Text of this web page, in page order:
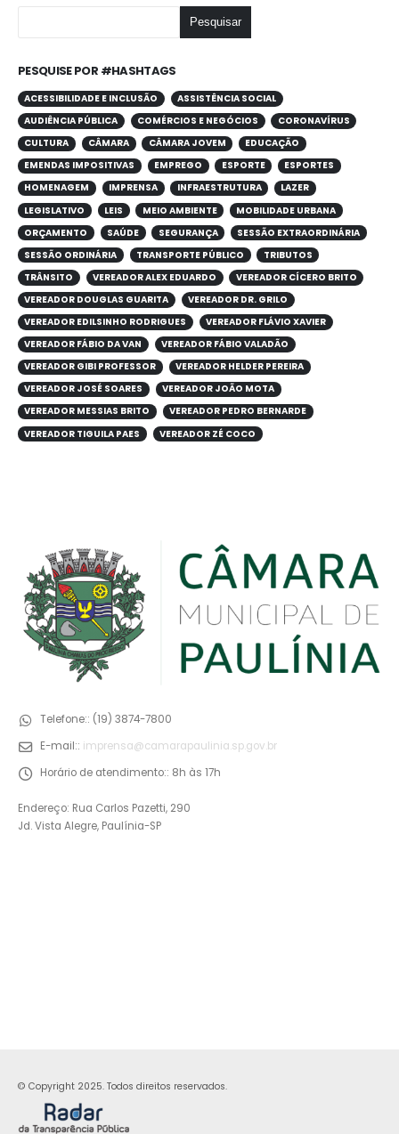
Pesquisar
PESQUISE POR #HASHTAGS
ACESSIBILIDADE E INCLUSÃO
ASSISTÊNCIA SOCIAL
AUDIÊNCIA PÚBLICA
COMÉRCIOS E NEGÓCIOS
CORONAVÍRUS
CULTURA
CÂMARA CÂMARA JOVEM
EDUCAÇÃO
EMENDAS IMPOSITIVAS
EMPREGO ESPORTE
ESPORTES
HOMENAGEM
IMPRENSA INFRAESTRUTURA
LAZER
LEGISLATIVO
LEIS MEIO AMBIENTE
MOBILIDADE URBANA
ORÇAMENTO
SAÚDE SEGURANÇA
SESSÃO EXTRAORDINÁRIA
SESSÃO ORDINÁRIA
TRANSPORTE PÚBLICO
TRIBUTOS
TRÂNSITO
VEREADOR ALEX EDUARDO
VEREADOR CÍCERO BRITO
VEREADOR DOUGLAS GUARITA
VEREADOR DR. GRILO
VEREADOR EDILSINHO RODRIGUES
VEREADOR FLÁVIO XAVIER
VEREADOR FÁBIO DA VAN
VEREADOR FÁBIO VALADÃO
VEREADOR GIBI PROFESSOR
VEREADOR HELDER PEREIRA
VEREADOR JOSÉ SOARES
VEREADOR JOÃO MOTA
VEREADOR MESSIAS BRITO
VEREADOR PEDRO BERNARDE
VEREADOR TIGUILA PAES
VEREADOR ZÉ COCO
Telefone:: (19) 3874-7800
E-mail:: imprensa@camarapaulinia.sp.gov.br
Horário de atendimento:: 8h às 17h
Endereço: Rua Carlos Pazetti, 290
Jd. Vista Alegre, Paulínia-SP
© Copyright 2025. Todos direitos reservados.